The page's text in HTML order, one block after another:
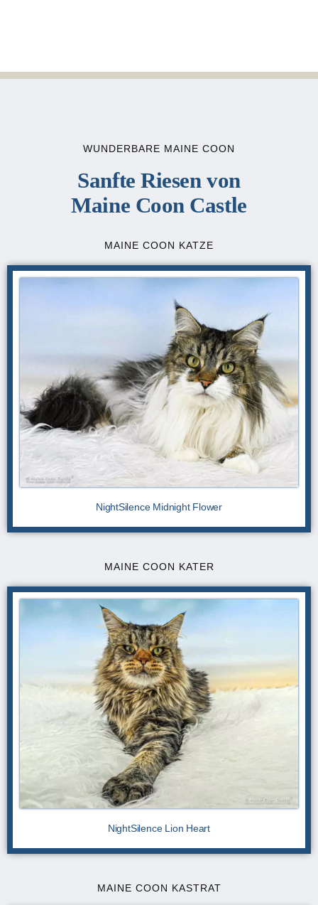
WUNDERBARE MAINE COON
Sanfte Riesen von
Maine Coon Castle
MAINE COON KATZE
NightSilence Midnight Flower
MAINE COON KATER
NightSilence Lion Heart
MAINE COON KASTRAT